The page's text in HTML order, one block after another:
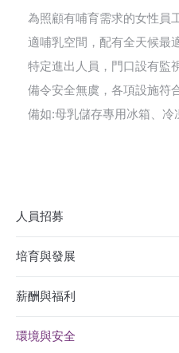
為照顧有哺育需求的女性員
適哺乳空間，配有全天候最
特定進出人員，門口設有監
備令安全無虞，各項設施符
備如:母乳儲存專用冰箱、冷
人員招募
培育與發展
薪酬與福利
環境與安全